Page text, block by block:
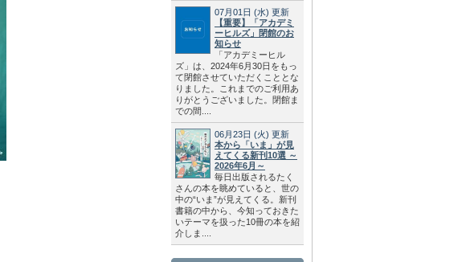
07月01日 (水) 更新
【重要】「アカデミ
ーヒルズ」閉館のお
知らせ
「アカデミーヒル
ズ」は、2024年6月30日をもっ
て閉館させていただくこととな
りました。これまでのご利用あ
りがとうございました。閉館ま
での間....
06月23日 (火) 更新
本から「いま」が見
えてくる新刊10選 ～
2026年6月～
毎日出版されるたく
さんの本を眺めていると、世の
中の“いま”が見えてくる。新刊
書籍の中から、今知っておきた
いテーマを扱った10冊の本を紹
介しま....